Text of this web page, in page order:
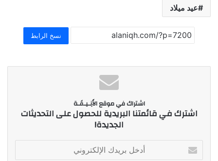
عيد ميلاد
نسخ الرابط
اشتراك في موقع الأَنِـيـقَـة
اشترك في قائمتنا البريدية للحصول على التحديثات
الجديدة!